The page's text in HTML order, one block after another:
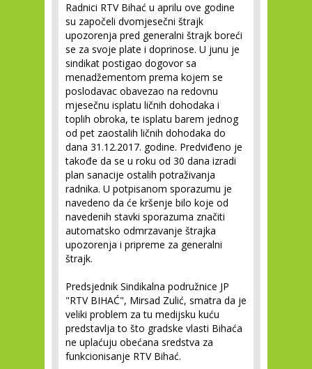
Radnici RTV Bihać u aprilu ove godine
su započeli dvomjesečni štrajk
upozorenja pred generalni štrajk boreći
se za svoje plate i doprinose. U junu je
sindikat postigao dogovor sa
menadžementom prema kojem se
poslodavac obavezao na redovnu
mjesečnu isplatu ličnih dohodaka i
toplih obroka, te isplatu barem jednog
od pet zaostalih ličnih dohodaka do
dana 31.12.2017. godine. Predviđeno je
takođe da se u roku od 30 dana izradi
plan sanacije ostalih potraživanja
radnika. U potpisanom sporazumu je
navedeno da će kršenje bilo koje od
navedenih stavki sporazuma značiti
automatsko odmrzavanje štrajka
upozorenja i pripreme za generalni
štrajk.
Predsjednik Sindikalna podružnice JP
"RTV BIHAĆ", Mirsad Zulić, smatra da je
veliki problem za tu medijsku kuću
predstavlja to što gradske vlasti Bihaća
ne uplaćuju obećana sredstva za
funkcionisanje RTV Bihać.